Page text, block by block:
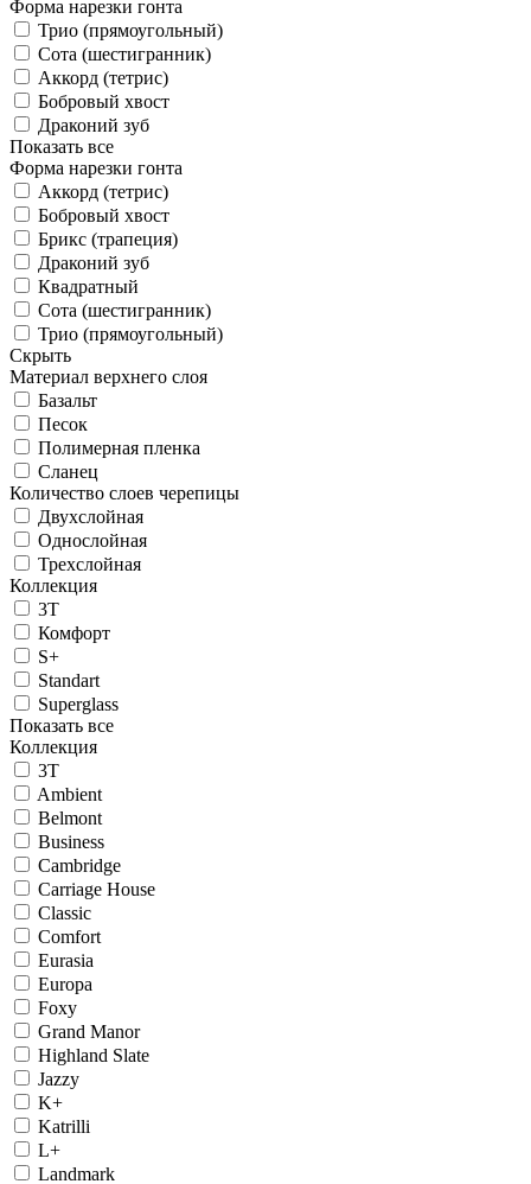
Форма нарезки гонта
Трио (прямоугольный)
Сота (шестигранник)
Аккорд (тетрис)
Бобровый хвост
Драконий зуб
Показать все
Форма нарезки гонта
Аккорд (тетрис)
Бобровый хвост
Брикс (трапеция)
Драконий зуб
Квадратный
Сота (шестигранник)
Трио (прямоугольный)
Скрыть
Материал верхнего слоя
Базальт
Песок
Полимерная пленка
Сланец
Количество слоев черепицы
Двухслойная
Однослойная
Трехслойная
Коллекция
3T
Комфорт
S+
Standart
Superglass
Показать все
Коллекция
3T
Ambient
Belmont
Business
Cambridge
Carriage House
Classic
Comfort
Eurasia
Europa
Foxy
Grand Manor
Highland Slate
Jazzy
K+
Katrilli
L+
Landmark